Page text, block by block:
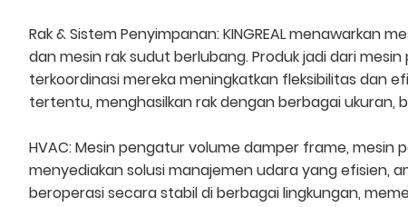
Rak & Sistem Penyimpanan: KINGREAL
dan mesin rak sudut berlubang. Produk jadi dari
terkoordinasi mereka meningkatkan fleksibilitas dan
tertentu, menghasilkan rak dengan berbagai
HVAC: Mesin pengatur volume damper frame, mesin
menyediakan solusi manajemen udara yang efisien,
beroperasi secara stabil di berbagai lingkungan,